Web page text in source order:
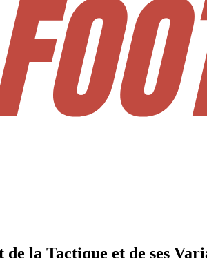
la Tactique et de ses